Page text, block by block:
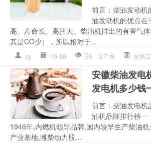
前言：柴油发动机
油发动机的优点在
高、寿命长、高扭大。柴油机排出的有害气
其是CO少），所以相对于...
cy 10-30 59 719 化学
安徽柴油发电
发电机多少钱
前言：柴油发电机
油机品牌排行榜一
1946年,内燃机领导品牌,国内较早生产柴油
产业基地,潍柴动力股...